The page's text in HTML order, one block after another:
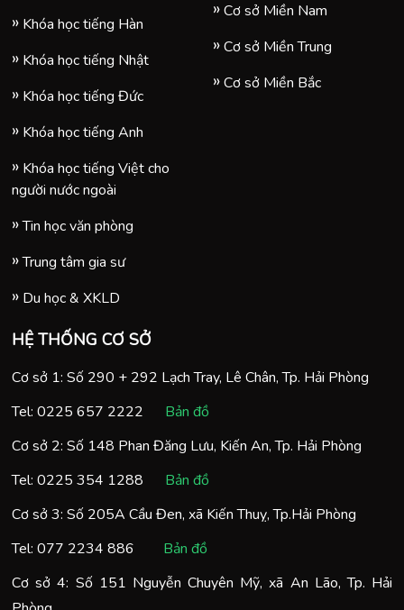
Khóa học tiếng Hàn
Khóa học tiếng Nhật
Khóa học tiếng Đức
Khóa học tiếng Anh
Khóa học tiếng Việt cho
người nước ngoài
Tin học văn phòng
Trung tâm gia sư
Du học & XKLD
Cơ sở Miền Nam
Cơ sở Miền Trung
Cơ sở Miền Bắc
HỆ THỐNG CƠ SỞ
Cơ sở 1: Số 290 + 292 Lạch Tray, Lê Chân, Tp. Hải Phòng
Tel: 0225 657 2222
Bản đồ
Cơ sở 2: Số 148 Phan Đăng Lưu, Kiến An, Tp. Hải Phòng
Tel: 0225 354 1288
Bản đồ
Cơ sở 3: Số 205A Cầu Đen, xã Kiến Thuỵ, Tp.Hải Phòng
Tel: 077 2234 886
Bản đồ
Cơ sở 4: Số 151 Nguyễn Chuyên Mỹ, xã An Lão, Tp. Hải